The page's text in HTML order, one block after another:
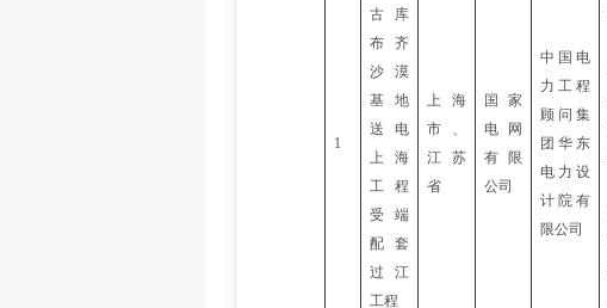
1
古库
布齐
沙漠
基地
送电
上海
工程
受端
配套
过江
工程
上海
市 、
江苏
省
国家
电网
有限
公司
中国电
力工程
顾问集
团 华东
电力设
计院有
限公司